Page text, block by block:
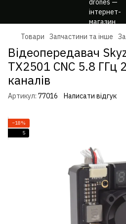
Товари Запчастини та інше
Відеопередавач
TX2501 CNC 5.8 ГГц
каналів
Артикул: 77016 Написати відгук
−18%
5